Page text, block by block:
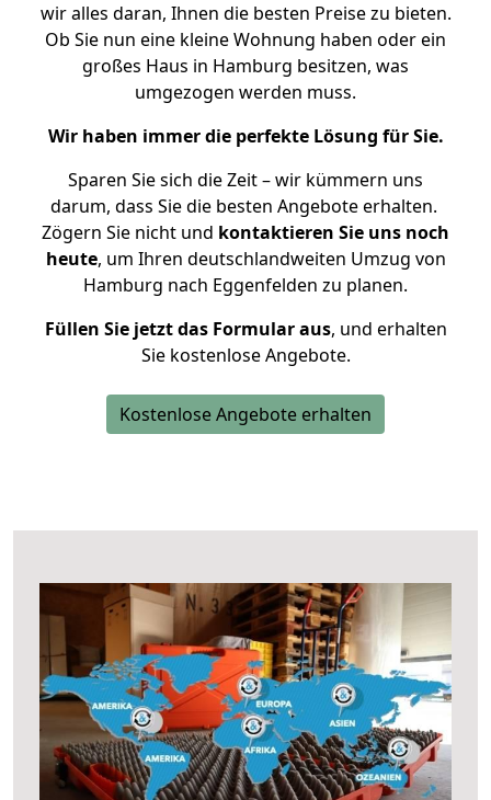
wir alles daran, Ihnen die besten Preise zu bieten.
Ob Sie nun eine kleine Wohnung haben oder ein
großes Haus in Hamburg besitzen, was
umgezogen werden muss.
Wir haben immer die perfekte Lösung für Sie.
Sparen Sie sich die Zeit – wir kümmern uns
darum, dass Sie die besten Angebote erhalten.
Zögern Sie nicht und kontaktieren Sie uns noch
heute, um Ihren deutschlandweiten Umzug von
Hamburg nach Eggenfelden zu planen.
Füllen Sie jetzt das Formular aus, und erhalten
Sie kostenlose Angebote.
Kostenlose Angebote erhalten